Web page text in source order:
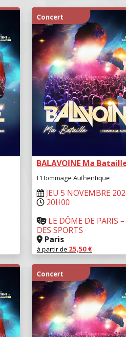
Concert
RÉSERVER
BALAVOINE Ma
L’Hommage Authentique
JEU 5 NOVEMBRE
20H00
LE DÔME DE PARIS
DES SPORTS
Paris
à partir de 25,50 €
Concert